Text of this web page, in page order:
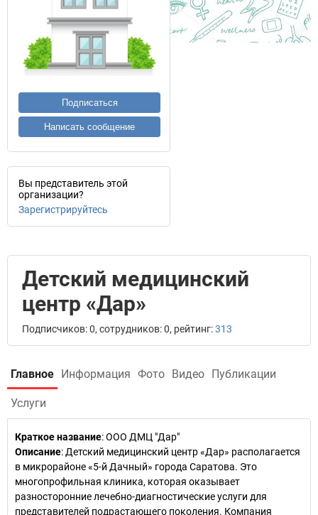
Подписаться
Написать сообщение
Вы представитель этой
организации?
Зарегистрируйтесь
Детский медицинский
центр «Дар»
Подписчиков: 0, сотрудников: 0, рейтинг:313
Главное Информация Фото Видео Публикации
Услуги
Краткое название:ООО ДМЦ "Дар"
Описание: Детский медицинский центр «Дар» располагается
в микрорайоне «5-й Дачный» города Саратова. Это
многопрофильная клиника, которая оказывает
разносторонние лечебно-диагностические услуги для
представителей подрастающего поколения. Компания